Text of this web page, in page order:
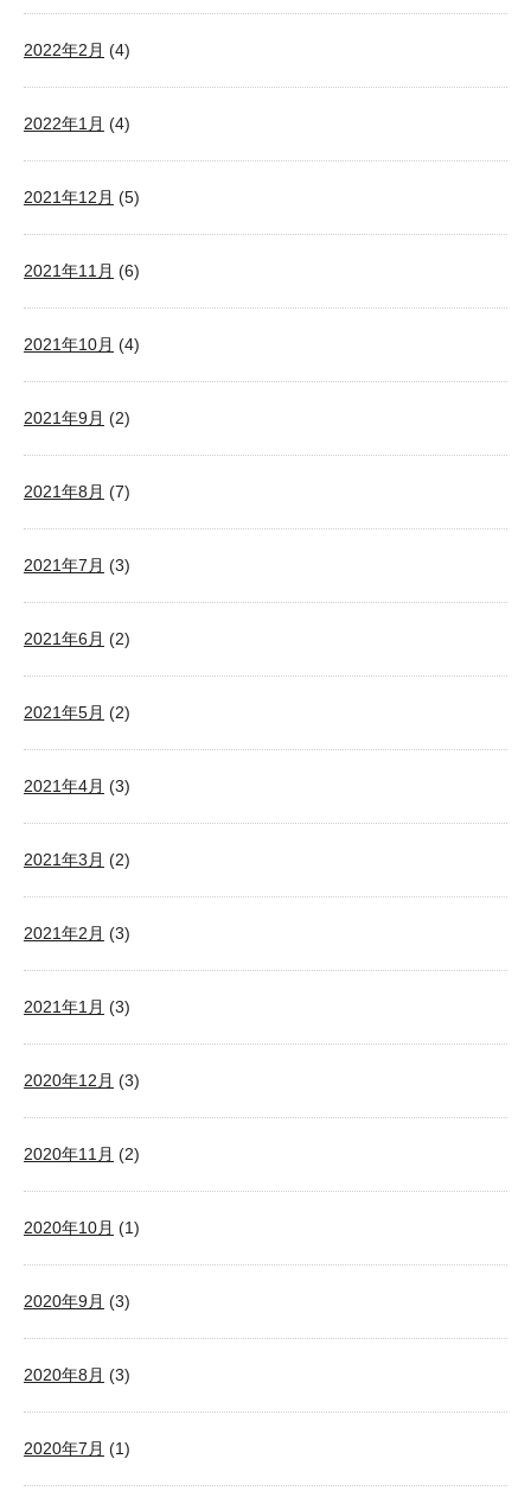
2022年2月 (4)
2022年1月 (4)
2021年12月 (5)
2021年11月 (6)
2021年10月 (4)
2021年9月 (2)
2021年8月 (7)
2021年7月 (3)
2021年6月 (2)
2021年5月 (2)
2021年4月 (3)
2021年3月 (2)
2021年2月 (3)
2021年1月 (3)
2020年12月 (3)
2020年11月 (2)
2020年10月 (1)
2020年9月 (3)
2020年8月 (3)
2020年7月 (1)